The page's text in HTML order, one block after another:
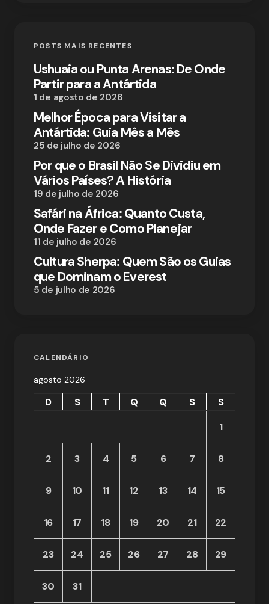
POSTS MAIS RECENTES
Ushuaia ou Punta Arenas: De Onde
Partir para a Antártida
1 de agosto de 2026
Melhor Época para Visitar a
Antártida: Guia Mês a Mês
25 de julho de 2026
Por que o Brasil Não Se Dividiu em
Vários Países? A História
19 de julho de 2026
Safári na África: Quanto Custa,
Onde Fazer e Como Planejar
11 de julho de 2026
Cultura Sherpa: Quem São os Guias
que Dominam o Everest
5 de julho de 2026
CALENDÁRIO
agosto 2026
D S T Q Q S
S
1
2 3 4 5 6 7 8
9 10 11 12 13 14 15
16 17 18 19 20 21 22
23 24 25 26 27 28 29
30 31